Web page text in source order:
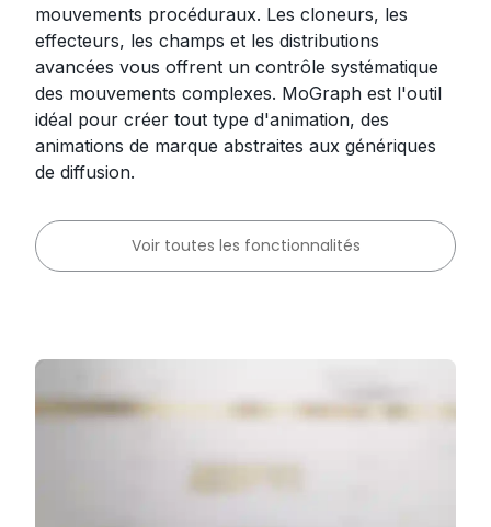
mouvements procéduraux. Les cloneurs, les
effecteurs, les champs et les distributions
avancées vous offrent un contrôle systématique
des mouvements complexes. MoGraph est l'outil
idéal pour créer tout type d'animation, des
animations de marque abstraites aux génériques
de diffusion.
Voir toutes les fonctionnalités